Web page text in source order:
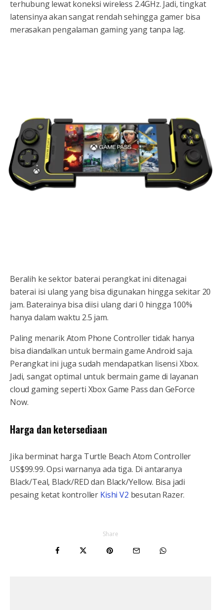
terhubung lewat koneksi wireless 2.4GHz. Jadi, tingkat
latensinya akan sangat rendah sehingga gamer bisa
merasakan pengalaman gaming yang tanpa lag.
Beralih ke sektor baterai perangkat ini ditenagai
baterai isi ulang yang bisa digunakan hingga sekitar 20
jam. Baterainya bisa diisi ulang dari 0 hingga 100%
hanya dalam waktu 2.5 jam.
Paling menarik Atom Phone Controller tidak hanya
bisa diandalkan untuk bermain game Android saja.
Perangkat ini juga sudah mendapatkan lisensi Xbox.
Jadi, sangat optimal untuk bermain game di layanan
cloud gaming seperti Xbox Game Pass dan GeForce
Now.
Harga dan ketersediaan
Jika berminat harga Turtle Beach Atom Controller
US$99.99. Opsi warnanya ada tiga. Di antaranya
Black/Teal, Black/RED dan Black/Yellow. Bisa jadi
pesaing ketat kontroller Kishi V2 besutan Razer.
Share